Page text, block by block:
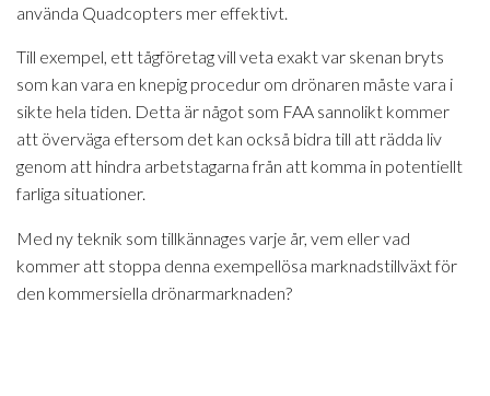
använda Quadcopters mer effektivt.
Till exempel, ett tågföretag vill veta exakt var skenan bryts
som kan vara en knepig procedur om drönaren måste vara i
sikte hela tiden. Detta är något som FAA sannolikt kommer
att överväga eftersom det kan också bidra till att rädda liv
genom att hindra arbetstagarna från att komma in potentiellt
farliga situationer.
Med ny teknik som tillkännages varje år, vem eller vad
kommer att stoppa denna exempellösa marknadstillväxt för
den kommersiella drönarmarknaden?